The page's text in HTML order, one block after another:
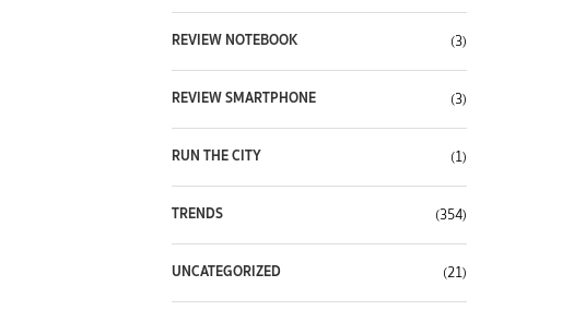
REVIEW NOTEBOOK (3)
REVIEW SMARTPHONE (3)
RUN THE CITY (1)
TRENDS (354)
UNCATEGORIZED (21)